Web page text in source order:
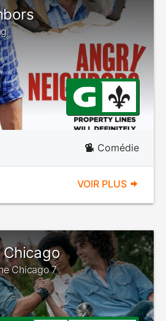
Comédie
VOIR PLUS
Chicago 7